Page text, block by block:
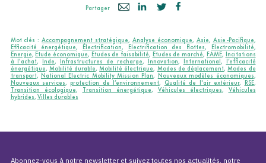
Partager
Mot clés :Accompagnement stratégique, Analyse économique, Asie, Asie-Pacifique,
Efficacité énergétique, Électrification, Electrification des flottes, Electromobilité,
Energie, Etude économique, Etudes de faisabilité, Etudes de marché, FAME, Incitations
à l'achat, Inde, Infrastructures de recharge, Innovation, International,
l’efficacité
énergétique, Mobilité durable,Mobilité électrique, Modes de déplacement,Modes de
transport, National Electric Mobility Mission Plan, Nouveaux modèles économiques,
Nouveaux services, protection de l’environnement, Qualité de l'air extérieur, RSE,
Transition écologique, Transition énergétique, Véhicules électriques, Véhicules
hybrides, Villes durables
Abonnez-vous à notre newsletter et suivez toutes nos actualités, notre